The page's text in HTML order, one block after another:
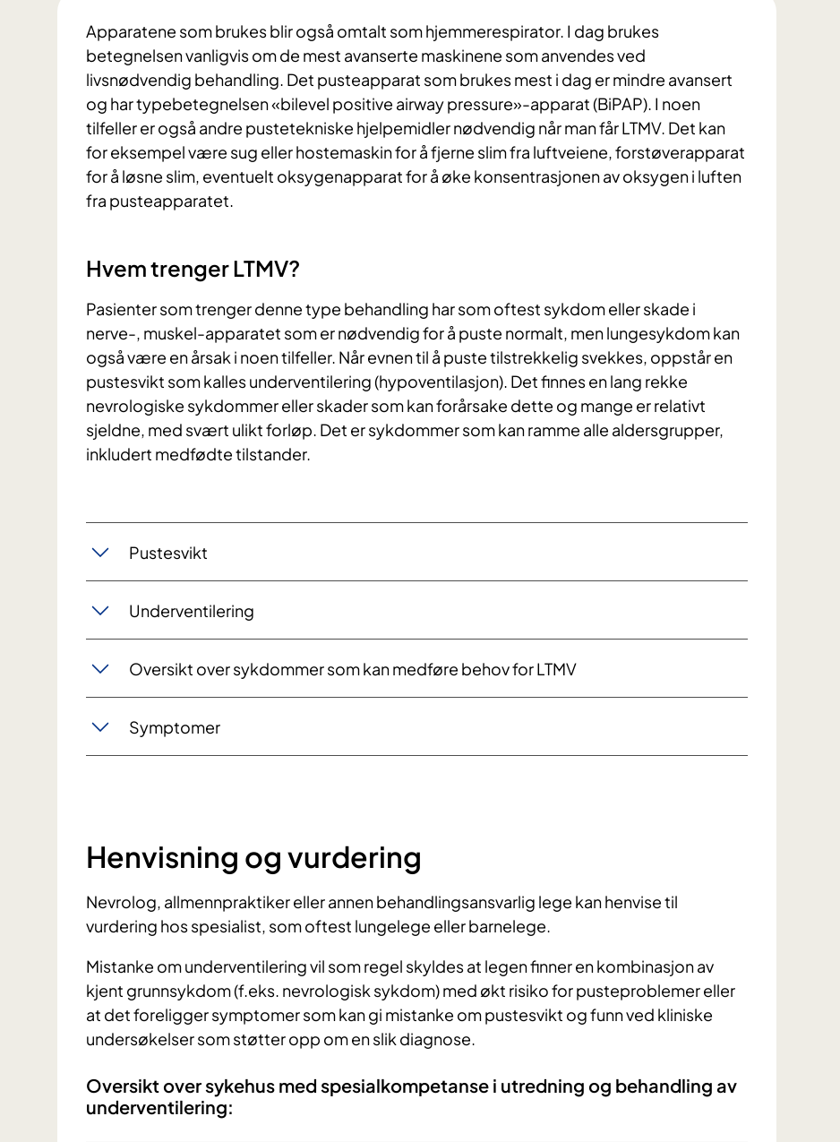
Apparatene som brukes blir også omtalt som hjemmerespirator. I dag brukes
betegnelsen vanligvis om de mest avanserte maskinene som anvendes ved
livsnødvendig behandling. Det pusteapparat som brukes mest i dag er mindre avansert
og har typebetegnelsen «bilevel positive airway pressure»-apparat (BiPAP). I noen
tilfeller er også andre pustetekniske hjelpemidler nødvendig når man får LTMV. Det kan
for eksempel være sug eller hostemaskin for å fjerne slim fra luftveiene, forstøverapparat
for å løsne slim, eventuelt oksygenapparat for å øke konsentrasjonen av oksygen i luften
fra pusteapparatet.
Hvem trenger LTMV?
Pasienter som trenger denne type behandling har som oftest sykdom eller skade i
nerve-, muskel-apparatet som er nødvendig for å puste normalt, men lungesykdom kan
også være en årsak i noen tilfeller. Når evnen til å puste tilstrekkelig svekkes, oppstår en
pustesvikt som kalles underventilering (hypoventilasjon). Det finnes en lang rekke
nevrologiske sykdommer eller skader som kan forårsake dette og mange er relativt
sjeldne, med svært ulikt forløp. Det er sykdommer som kan ramme alle aldersgrupper,
inkludert medfødte tilstander.
Pustesvikt
Underventilering
Oversikt over sykdommer som kan medføre behov for LTMV
Symptomer
Henvisning og vurdering
Nevrolog, allmennpraktiker eller annen behandlingsansvarlig lege kan henvise til
vurdering hos spesialist, som oftest lungelege eller barnelege.
Mistanke om underventilering vil som regel skyldes at legen finner en kombinasjon av
kjent grunnsykdom (f.eks. nevrologisk sykdom) med økt risiko for pusteproblemer eller
at det foreligger symptomer som kan gi mistanke om pustesvikt og funn ved kliniske
undersøkelser som støtter opp om en slik diagnose.
Oversikt over sykehus med spesialkompetanse i utredning og behandling av
underventilering: